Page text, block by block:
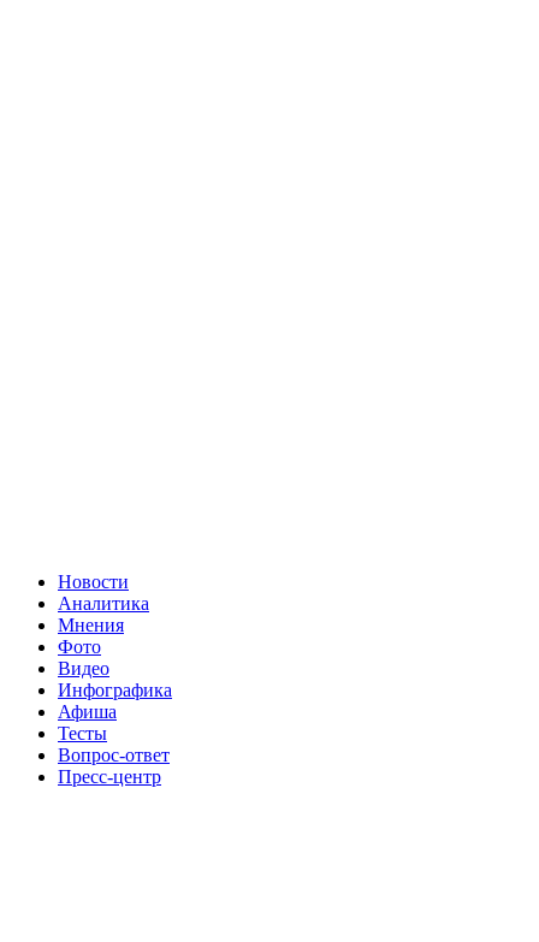
Новости
Аналитика
Мнения
Фото
Видео
Инфографика
Афиша
Тесты
Вопрос-ответ
Пресс-центр